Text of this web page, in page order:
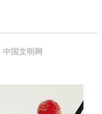
中国文明网